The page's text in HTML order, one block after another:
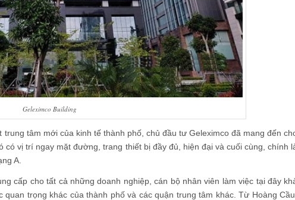
Geleximco Building
tâm mới của kinh tế thành phố, chủ đầu tư Geleximco đã mang đến
có vị trí ngay mặt đường, trang thiết bị đầy đủ, hiện đại và cuối cùng, chính
A.
cấp cho tất cả những doanh nghiệp, cán bộ nhân viên làm việc tại đây
trọng khác của thành phố và các quận trung tâm khác. Từ Hoàng Cầu,